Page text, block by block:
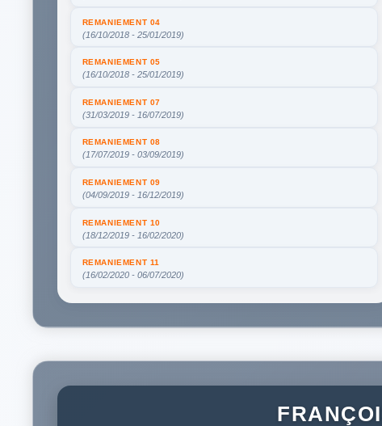
REMANIEMENT 04
(16/10/2018 - 25/01/2019)
REMANIEMENT 05
(16/10/2018 - 25/01/2019)
REMANIEMENT 07
(31/03/2019 - 16/07/2019)
REMANIEMENT 08
(17/07/2019 - 03/09/2019)
REMANIEMENT 09
(04/09/2019 - 16/12/2019)
REMANIEMENT 10
(18/12/2019 - 16/02/2020)
REMANIEMENT 11
(16/02/2020 - 06/07/2020)